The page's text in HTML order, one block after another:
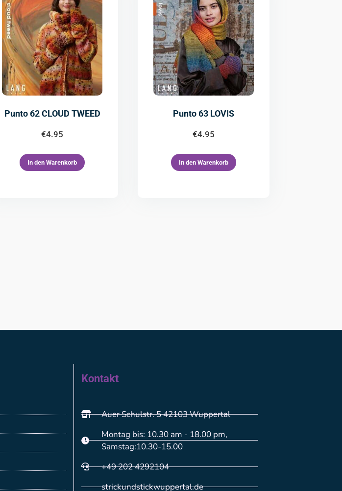
Punto 62 CLOUD TWEED
€4.95
In den Warenkorb
Punto 63 LOVIS
€4.95
In den Warenkorb
Kontakt
Auer Schulstr. 5 42103 Wuppertal
Montag bis: 10.30 am - 18.00 pm,
Samstag:10.30-15.00
+49 202 4292104
strickundstickwuppertal.de